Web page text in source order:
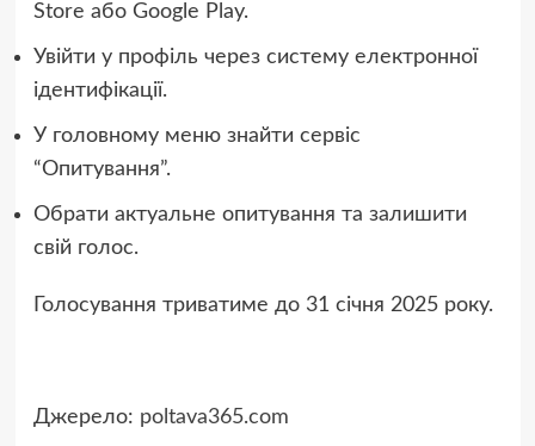
Store або Google Play.
Увійти у профіль через систему електронної
ідентифікації.
У головному меню знайти сервіс
“Опитування”.
Обрати актуальне опитування та залишити
свій голос.
Голосування триватиме до 31 січня 2025 року.
Джерело: poltava365.com